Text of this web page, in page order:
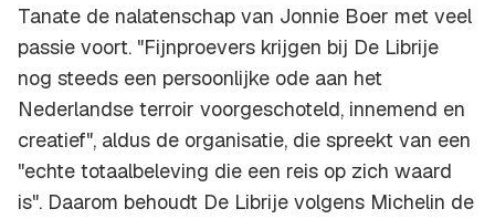
Tanate de nalatenschap van Jonnie Boer met veel
passie voort. "Fijnproevers krijgen bij De Librije
nog steeds een persoonlijke ode aan het
Nederlandse terroir voorgeschoteld, innemend en
creatief", aldus de organisatie, die spreekt van een
"echte totaalbeleving die een reis op zich waard
is". Daarom behoudt De Librije volgens Michelin de